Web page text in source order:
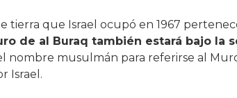
tierra que Israel ocupó en 1967
de al Buraq también estará bajo la
nombre musulmán para referirse al
Israel.